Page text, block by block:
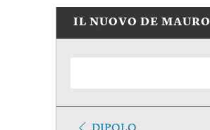
IL NUOVO DE MAURO